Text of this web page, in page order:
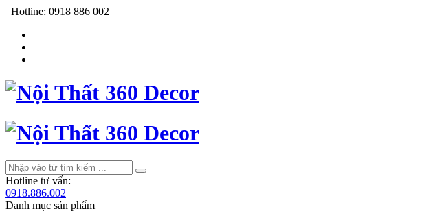
Hotline: 0918 886 002
Hotline tư vấn:
0918.886.002
Danh mục sản phẩm